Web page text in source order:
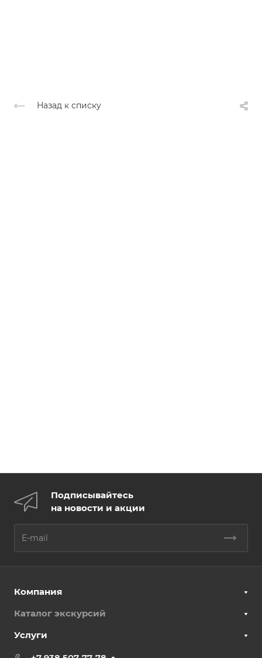
Назад к списку
Подписывайтесь
на новости и акции
Компания
Каталог экскурсий
Услуги